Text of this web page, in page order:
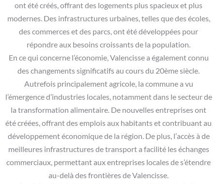
ont été créés, offrant des logements plus spacieux et plus
modernes. Des infrastructures urbaines, telles que des écoles,
des commerces et des parcs, ont été développées pour
répondre aux besoins croissants de la population.
En ce qui concerne l’économie, Valencisse a également connu
des changements significatifs au cours du 20ème siècle.
Autrefois principalement agricole, la commune a vu
l’émergence d’industries locales, notamment dans le secteur de
la transformation alimentaire. De nouvelles entreprises ont
été créées, offrant des emplois aux habitants et contribuant au
développement économique de la région. De plus, l’accès à de
meilleures infrastructures de transport a facilité les échanges
commerciaux, permettant aux entreprises locales de s’étendre
au-delà des frontières de Valencisse.